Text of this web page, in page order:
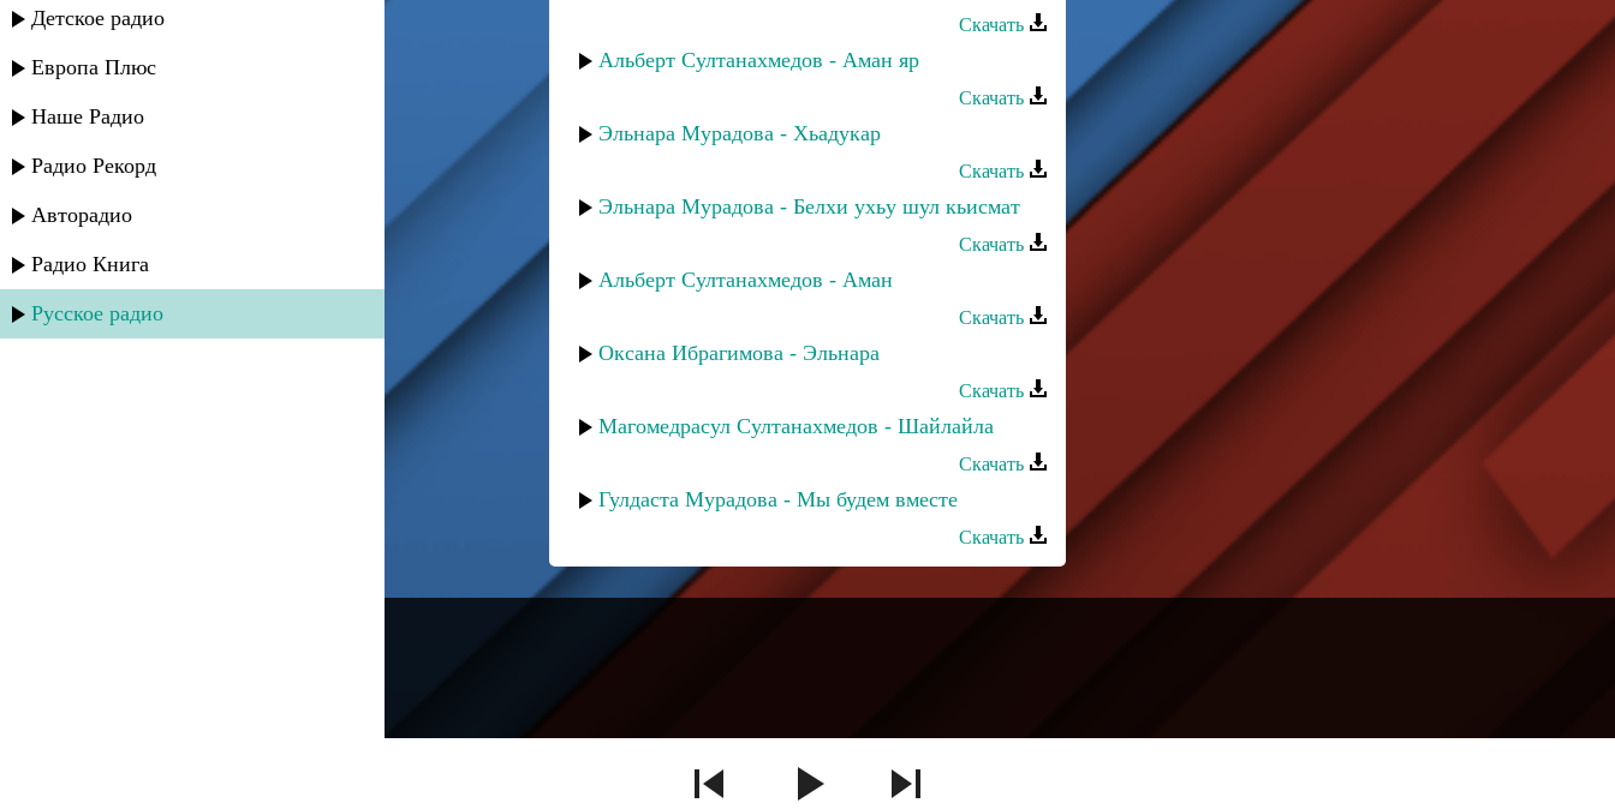
Детское радио
Европа Плюс
Наше Радио
Радио Рекорд
Авторадио
Радио Книга
Русское радио
Скачать
Альберт Султанахмедов - Аман яр
Скачать
Эльнара Мурадова - Хьадукар
Скачать
Эльнара Мурадова - Белхи ухьу шул кьисмат
Скачать
Альберт Султанахмедов - Аман
Скачать
Оксана Ибрагимова - Эльнара
Скачать
Магомедрасул Султанахмедов - Шайлайла
Скачать
Гулдаста Мурадова - Мы будем вместе
Скачать